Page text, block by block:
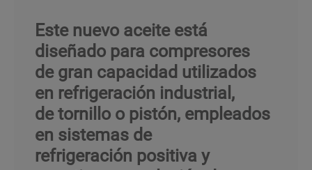
Este nuevo aceite está
diseñado para compresores
de gran capacidad utilizados
en refrigeración industrial,
de tornillo o pistón, empleados
en sistemas de
refrigeración positiva y